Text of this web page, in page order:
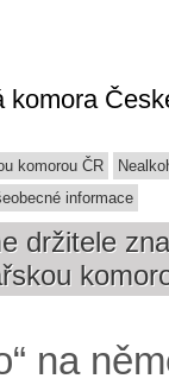
komora
komorou ČR
informace
držitele
na